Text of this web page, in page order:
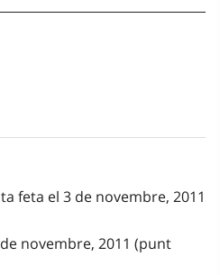
feta el 3 de novembre, 2011
novembre, 2011 (punt